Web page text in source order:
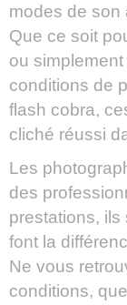
modes de son
Que ce soit
ou
conditions de
flash cobra,
cliché réussi
Les
des
prestations,
font la
Ne vous
conditions,